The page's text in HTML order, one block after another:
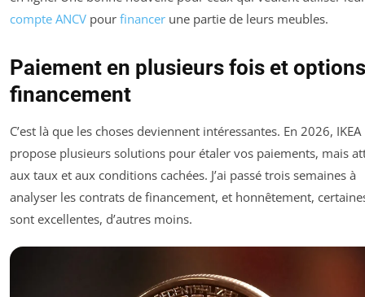
compte ANCV pour financer une partie de leurs meubles.
Paiement en plusieurs fois et
financement
C’est là que les choses deviennent intéressantes. En 2026, IKEA
propose plusieurs solutions pour étaler vos paiements, mais
aux taux et aux conditions cachées. J’ai passé trois semaines à
analyser les contrats de financement, et honnêtement,
sont excellentes, d’autres moins.